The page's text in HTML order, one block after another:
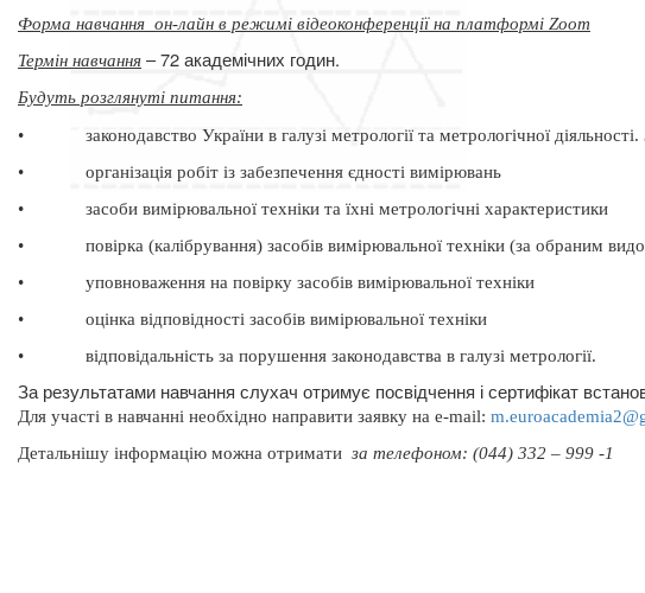
Форма навчання он-лайн в режимі відеоконференції на платформі Zoom
Термін навчання – 72 академічних годин.
Будуть розглянуті питання:
•
законодавство України в галузі метрології та метрологічної діяльності.
•
організація робіт із забезпечення єдності вимірювань
•
засоби вимірювальної техніки та їхні метрологічні характеристики
•
повірка (калібрування) засобів вимірювальної техніки (за обраним
•
уповноваження на повірку засобів вимірювальної техніки
•
оцінка відповідності засобів вимірювальної техніки
•
відповідальність за порушення законодавства в галузі метрології.
За результатами навчання слухач отримує посвідчення і сертифікат
Для участі в навчанні необхідно направити заявку на e-mail: m.euroacademia2@
Детальнішу інформацію можна отримати за телефоном: (044) 332 – 999 -1